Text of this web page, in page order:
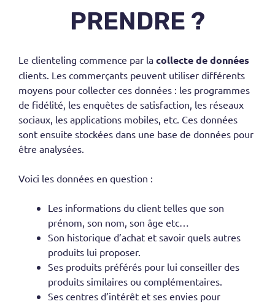
PRENDRE ?
Le clienteling commence par la collecte de données
clients. Les commerçants peuvent utiliser différents
moyens pour collecter ces données : les programmes
de fidélité, les enquêtes de satisfaction, les réseaux
sociaux, les applications mobiles, etc. Ces données
sont ensuite stockées dans une base de données pour
être analysées.
Voici les données en question :
Les informations du client telles que son
prénom, son nom, son âge etc…
Son historique d’achat et savoir quels autres
produits lui proposer.
Ses produits préférés pour lui conseiller des
produits similaires ou complémentaires.
Ses centres d’intérêt et ses envies pour